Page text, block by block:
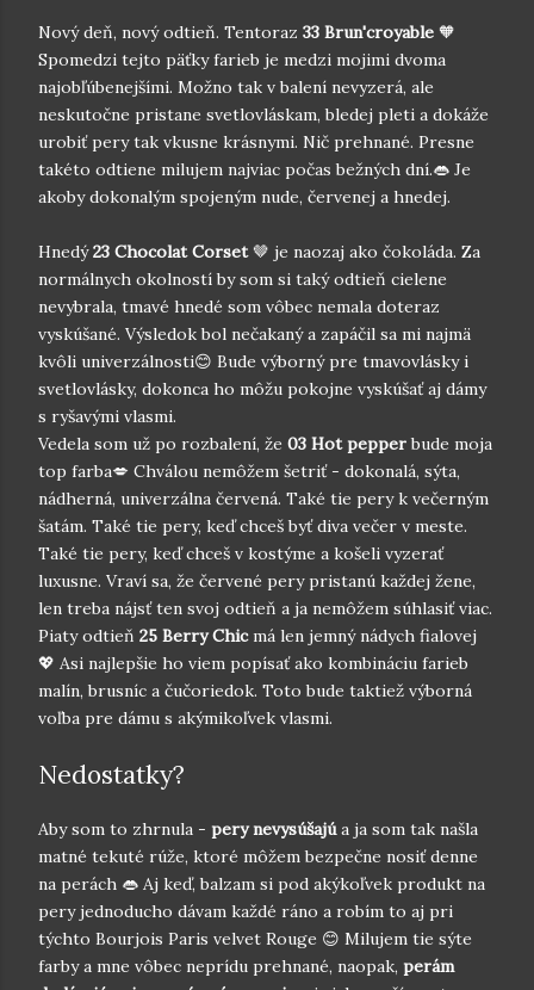
Nový deň, nový odtieň. Tentoraz 33 Brun'croyable 🧡
Spomedzi tejto päťky farieb je medzi mojimi dvoma
najobľúbenejšími. Možno tak v balení nevyzerá, ale
neskutočne pristane svetlovláskam, bledej pleti a dokáže
urobiť pery tak vkusne krásnymi. Nič prehnané. Presne
takéto odtiene milujem najviac počas bežných dní.👄 Je
akoby dokonalým spojeným nude, červenej a hnedej.
Hnedý23 Chocolat Corset 🤎 je naozaj ako čokoláda. Za
normálnych okolností by som si taký odtieň cielene
nevybrala, tmavé hnedé som vôbec nemala doteraz
vyskúšané. Výsledok bol nečakaný a zapáčil sa mi najmä
kvôli univerzálnosti😊 Bude výborný pre tmavovlásky i
svetlovlásky, dokonca ho môžu pokojne vyskúšať aj dámy
s ryšavými vlasmi.
Vedela som už po rozbalení, že 03 Hot pepperbude moja
top farba💋 Chválou nemôžem šetriť - dokonalá, sýta,
nádherná, univerzálna červená. Také tie pery k večerným
šatám. Také tie pery, keď chceš byť diva večer v meste.
Také tie pery, keď chceš v kostýme a košeli vyzerať
luxusne. Vraví sa, že červené pery pristanú každej žene,
len treba nájsť ten svoj odtieň a ja nemôžem súhlasiť viac.
Piaty odtieň 25 Berry Chicmá len jemný nádych fialovej
💖 Asi najlepšie ho viem popísať ako kombináciu farieb
malín, brusníc a čučoriedok. Toto bude taktiež výborná
voľba pre dámu s akýmikoľvek vlasmi.
Nedostatky?
Aby som to zhrnula - pery nevysúšajúa ja som tak našla
matné tekuté rúže, ktoré môžem bezpečne nosiť denne
na perách 👄 Aj keď, balzam si pod akýkoľvek produkt na
pery jednoducho dávam každé ráno a robím to aj pri
týchto Bourjois Paris velvet Rouge 😊 Milujem tie sýte
farby a mne vôbec neprídu prehnané, naopak, perám